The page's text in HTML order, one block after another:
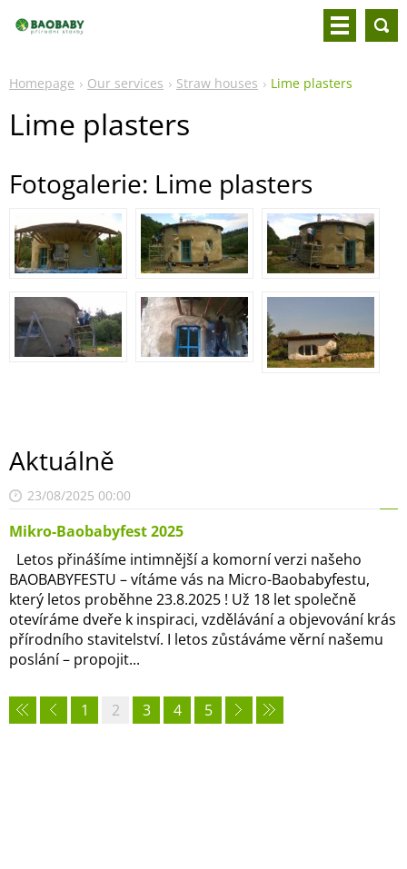
Homepage Our services Straw houses Lime plasters
Lime plasters
Fotogalerie: Lime plasters
Aktuálně
23/08/2025 00:00
Mikro-Baobabyfest 2025
Letos přinášíme intimnější a komorní verzi našeho
BAOBABYFESTU – vítáme vás na Micro-Baobabyfestu,
který letos proběhne 23.8.2025 ! Už 18 let společně
otevíráme dveře k inspiraci, vzdělávání a objevování krás
přírodního stavitelství. I letos zůstáváme věrní našemu
poslání – propojit...
1 2 3 4 5